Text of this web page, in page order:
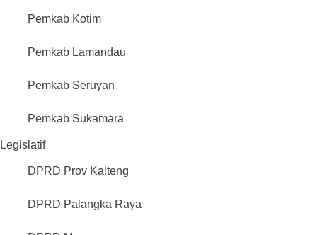
Pemkab Kotim
Pemkab Lamandau
Pemkab Seruyan
Pemkab Sukamara
Legislatif
DPRD Prov Kalteng
DPRD Palangka Raya